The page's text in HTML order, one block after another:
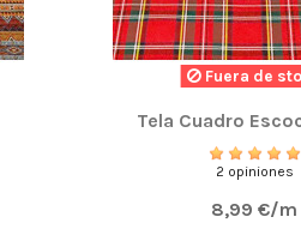
Fuera de
Tela Cuadro
2 opiniones
8,99 €/m